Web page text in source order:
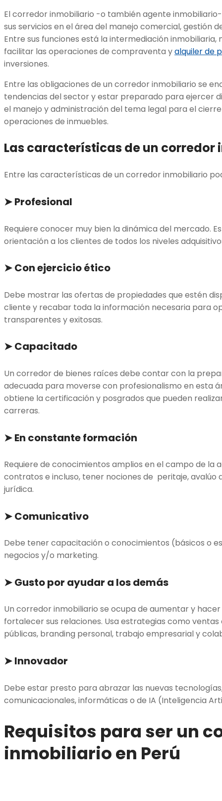
El corredor inmobiliario -o también agente
sus servicios en el área del manejo comercial, gestión
Entre sus funciones está la intermediación
facilitar las operaciones de compraventa yalquiler de
inversiones.
Entre las obligaciones de un corredor inmobiliario se
tendencias del sector y estar preparado para ejercer
el manejo y administración del tema legal para el
operaciones de inmuebles.
Las características de un corredor
Entre las características de un corredor inmobiliario
➤Profesional
Requiere conocer muy bien la dinámica del mercado.
orientación a los clientes de todos los niveles
➤Con ejercicio ético
Debe mostrar las ofertas de propiedades que estén
cliente y recabar toda la información necesaria para
transparentes y exitosas.
➤Capacitado
Un corredor de bienes raíces debe contar con la
adecuada para moverse con profesionalismo en esta
obtiene la certificación y posgrados que pueden
carreras.
➤En constante formación
Requiere de conocimientos amplios en el campo de la
contratos e incluso, tener nociones de peritaje, avalúo
jurídica.
➤Comunicativo
Debe tener capacitación o conocimientos (básicos o
negocios y/o marketing.
➤Gusto por ayudar a los demás
Un corredor inmobiliario se ocupa de aumentar y
fortalecer sus relaciones. Usa estrategias como
públicas, branding personal, trabajo empresarial y
➤Innovador
Debe estar presto para abrazar las nuevas
comunicacionales, informáticas o de IA (Inteligencia
Requisitos para ser un
inmobiliario en Perú